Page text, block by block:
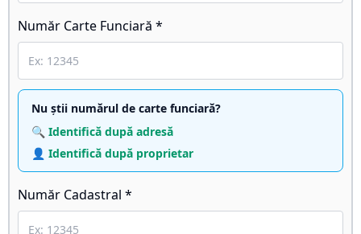
Număr Carte Funciară *
Nu știi numărul de carte funciară?
🔍 Identifică după adresă
👤 Identifică după proprietar
Număr Cadastral *